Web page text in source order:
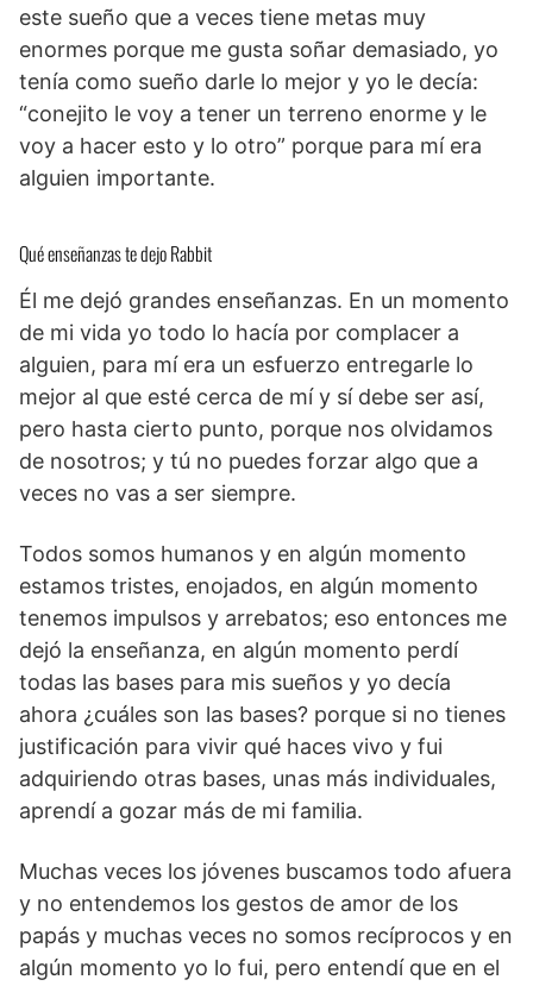
este sueño que a veces tiene metas muy
enormes porque me gusta soñar demasiado, yo
tenía como sueño darle lo mejor y yo le decía:
“conejito le voy a tener un terreno enorme y le
voy a hacer esto y lo otro” porque para mí era
alguien importante.
Qué enseñanzas te dejo Rabbit
Él me dejó grandes enseñanzas. En un momento
de mi vida yo todo lo hacía por complacer a
alguien, para mí era un esfuerzo entregarle lo
mejor al que esté cerca de mí y sí debe ser así,
pero hasta cierto punto, porque nos olvidamos
de nosotros; y tú no puedes forzar algo que a
veces no vas a ser siempre.
Todos somos humanos y en algún momento
estamos tristes, enojados, en algún momento
tenemos impulsos y arrebatos; eso entonces me
dejó la enseñanza, en algún momento perdí
todas las bases para mis sueños y yo decía
ahora ¿cuáles son las bases? porque si no tienes
justificación para vivir qué haces vivo y fui
adquiriendo otras bases, unas más individuales,
aprendí a gozar más de mi familia.
Muchas veces los jóvenes buscamos todo afuera
y no entendemos los gestos de amor de los
papás y muchas veces no somos recíprocos y en
algún momento yo lo fui, pero entendí que en el